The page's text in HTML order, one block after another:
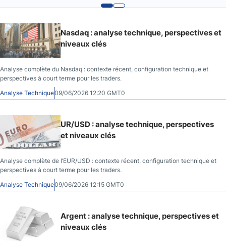
Nasdaq : analyse technique, perspectives et
niveaux clés
Analyse complète du Nasdaq : contexte récent, configuration technique et
perspectives à court terme pour les traders.
Analyse Technique09/06/2026 12:20 GMT0
UR/USD : analyse technique, perspectives
et niveaux clés
Analyse complète de l’EUR/USD : contexte récent, configuration technique et
perspectives à court terme pour les traders.
Analyse Technique09/06/2026 12:15 GMT0
Argent : analyse technique, perspectives et
niveaux clés